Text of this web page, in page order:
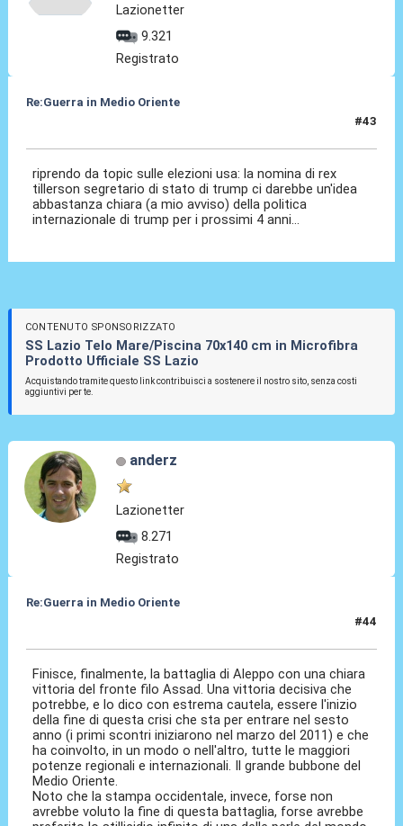
Lazionetter
9.321
Registrato
Re:Guerra in Medio Oriente
#43
riprendo da topic sulle elezioni usa: la nomina di rex
tillerson segretario di stato di trump ci darebbe un'idea
abbastanza chiara (a mio avviso) della politica
internazionale di trump per i prossimi 4 anni...
CONTENUTO SPONSORIZZATO
SS Lazio Telo Mare/Piscina 70x140 cm in Microfibra
Prodotto Ufficiale SS Lazio
Acquistando tramite questo link contribuisci a sostenere il nostro sito, senza costi
aggiuntivi per te.
anderz
Lazionetter
8.271
Registrato
Re:Guerra in Medio Oriente
#44
Finisce, finalmente, la battaglia di Aleppo con una chiara
vittoria del fronte filo Assad. Una vittoria decisiva che
potrebbe, e lo dico con estrema cautela, essere l'inizio
della fine di questa crisi che sta per entrare nel sesto
anno (i primi scontri iniziarono nel marzo del 2011) e che
ha coinvolto, in un modo o nell'altro, tutte le maggiori
potenze regionali e internazionali. Il grande bubbone del
Medio Oriente.
Noto che la stampa occidentale, invece, forse non
avrebbe voluto la fine di questa battaglia, forse avrebbe